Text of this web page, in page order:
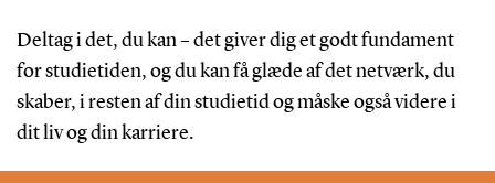
Deltag i det, du kan – det giver dig et godt fundament
for studietiden, og du kan få glæde af det netværk, du
skaber, i resten af din studietid og måske også videre i
dit liv og din karriere.